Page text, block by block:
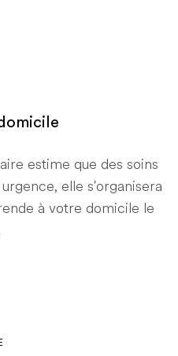
estime que des soins
elle s'organisera
à votre domicile le